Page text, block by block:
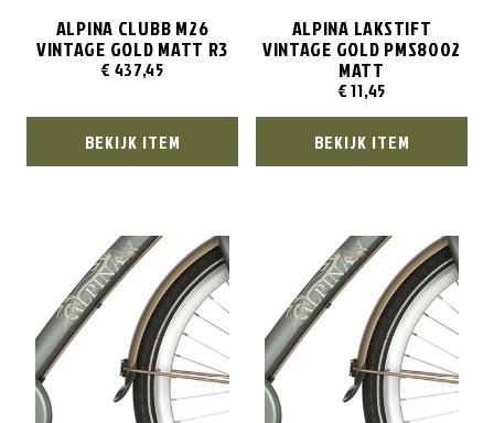
ALPINA CLUBB M26
VINTAGE GOLD MATT R3
€ 437,45
BEKIJK ITEM
ALPINA LAKSTIFT
VINTAGE GOLD PMS8002
MATT
€11,45
BEKIJK ITEM